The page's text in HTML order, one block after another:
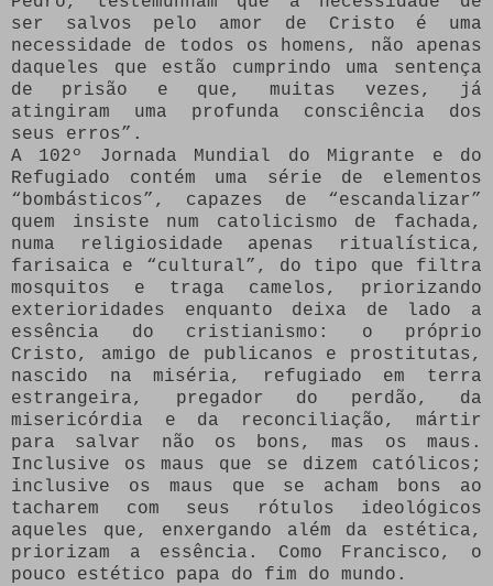
ser salvos pelo amor de Cristo é uma
necessidade de todos os homens, não apenas
daqueles que estão cumprindo uma sentença
de prisão e que, muitas vezes, já
atingiram uma profunda consciência dos
seus erros”.
A 102º Jornada Mundial do Migrante e do
Refugiado contém uma série de elementos
“bombásticos”, capazes de “escandalizar”
quem insiste num catolicismo de fachada,
numa religiosidade apenas ritualística,
farisaica e “cultural”, do tipo que filtra
mosquitos e traga camelos, priorizando
exterioridades enquanto deixa de lado a
essência do cristianismo: o próprio
Cristo, amigo de publicanos e prostitutas,
nascido na miséria, refugiado em terra
estrangeira, pregador do perdão, da
misericórdia e da reconciliação, mártir
para salvar não os bons, mas os maus.
Inclusive os maus que se dizem católicos;
inclusive os maus que se acham bons ao
tacharem com seus rótulos ideológicos
aqueles que, enxergando além da estética,
priorizam a essência. Como Francisco, o
pouco estético papa do fim do mundo.